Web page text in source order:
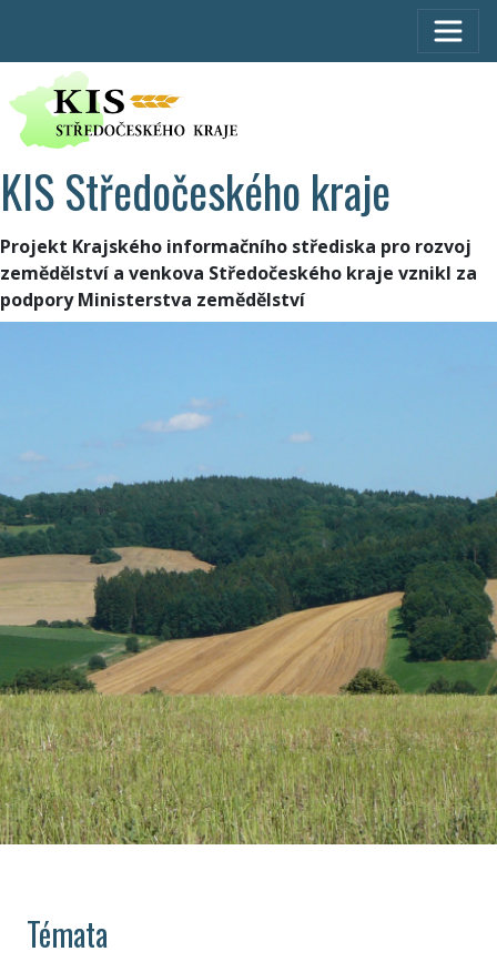
KIS Středočeského kraje
Projekt Krajského informačního střediska pro rozvoj
zemědělství a venkova Středočeského kraje vznikl za
podpory Ministerstva zemědělství
Témata